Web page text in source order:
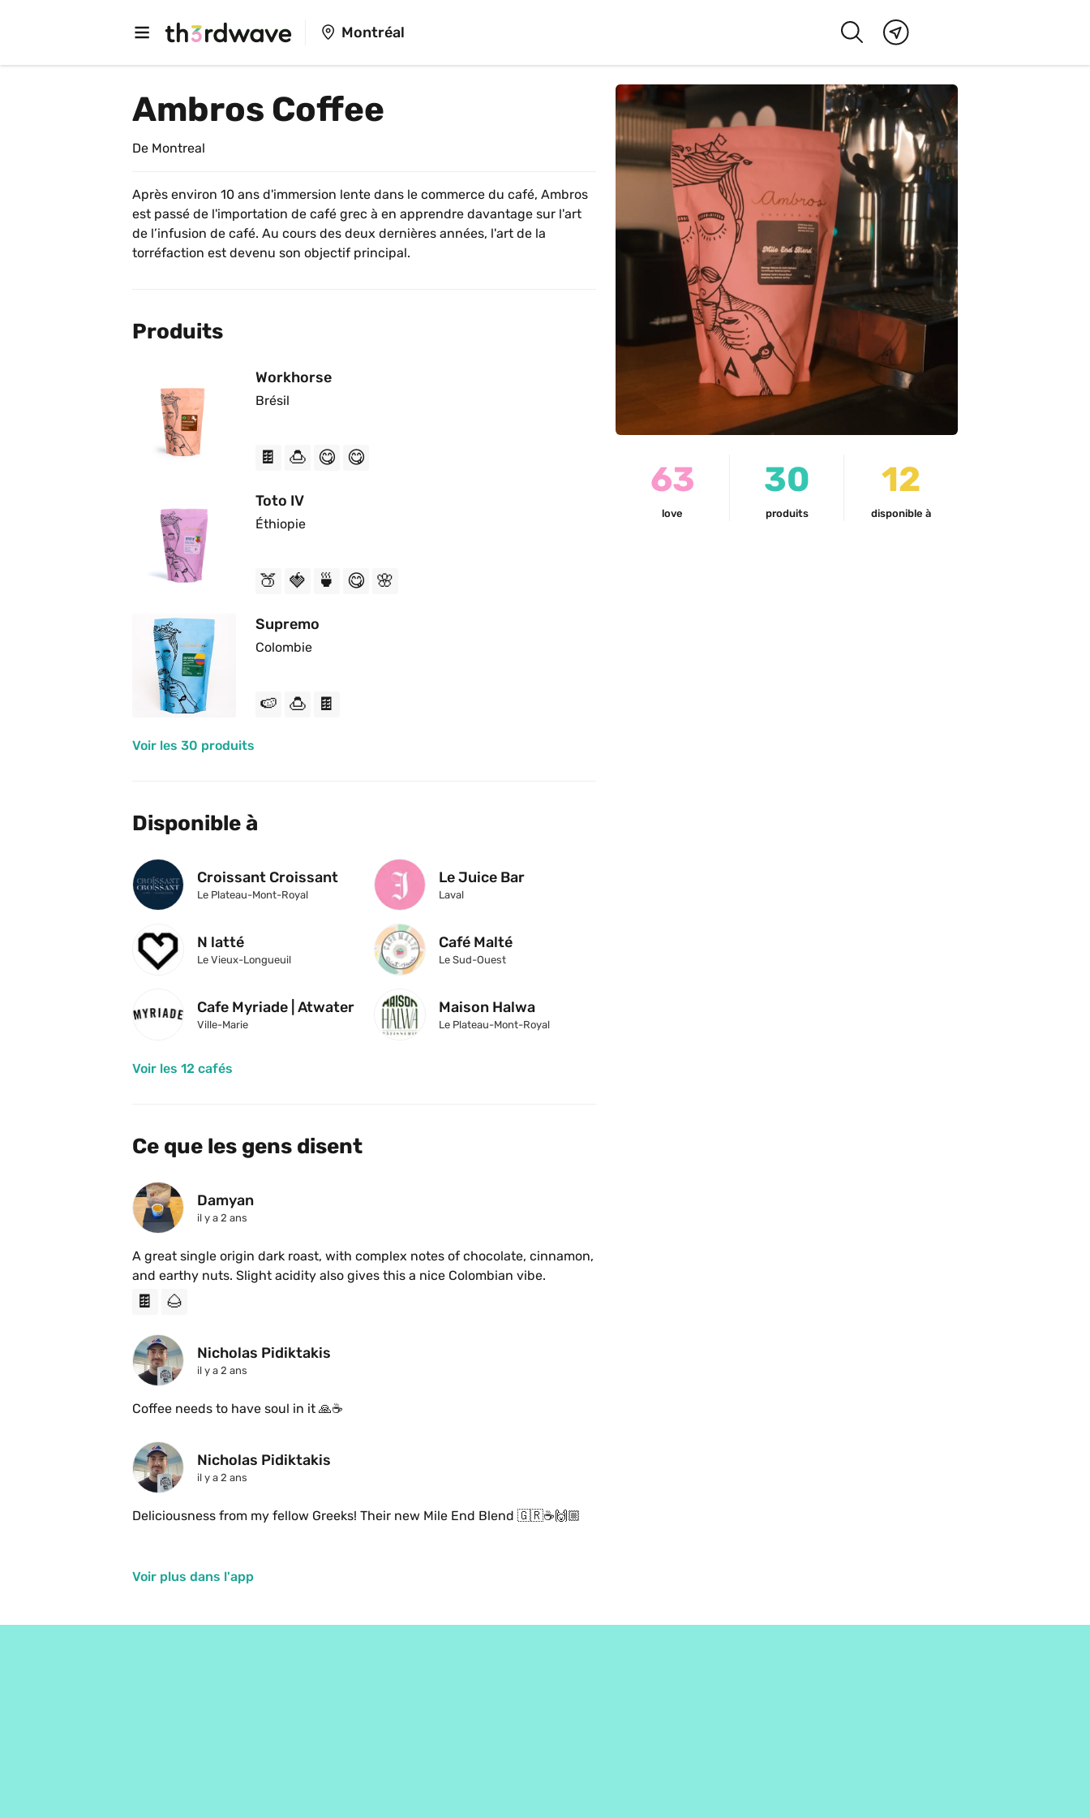
Montréal
63
love
30
produits
12
disponible à
Ambros Coffee
De Montreal
Après environ 10 ans d'immersion lente dans le commerce du café, Ambros
est passé de l'importation de café grec à en apprendre davantage sur l'art
de l’infusion de café. Au cours des deux dernières années, l'art de la
torréfaction est devenu son objectif principal.
Produits
Workhorse
Brésil
🍫 🍮 😋 😋
Toto IV
Éthiopie
🍑 🍓 🍵 😋 🌸
Supremo
Colombie
🍉 🍮 🍫
Voir les 30 produits
Disponible à
Croissant Croissant
Le Plateau-Mont-Royal
Le Juice Bar
Laval
N latté
Le Vieux-Longueuil
Café Malté
Le Sud-Ouest
Cafe Myriade | Atwater
Ville-Marie
Maison Halwa
Le Plateau-Mont-Royal
Voir les 12 cafés
Ce que les gens disent
Damyan
il y a 2 ans
A great single origin dark roast, with complex notes of chocolate, cinnamon,
🍫 🌰
Nicholas Pidiktakis
il y a 2 ans
Coffee needs to have soul in it 🙏☕️
Nicholas Pidiktakis
il y a 2 ans
Deliciousness from my fellow Greeks! Their new Mile End Blend 🇬🇷☕️🙌🏼
Voir plus dans l'app